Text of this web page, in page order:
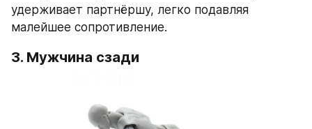
удерживает партнёршу, легко подавляя
малейшее сопротивление.
3. Мужчина сзади